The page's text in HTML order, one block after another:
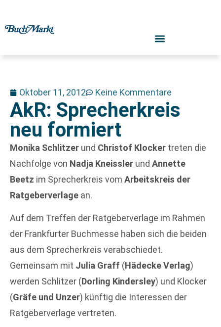
Oktober 11, 2012 Keine Kommentare
AkR: Sprecherkreis
neu formiert
Monika Schlitzer und Christof Klocker treten die
Nachfolge von Nadja Kneissler und Annette
Beetz im Sprecherkreis vom Arbeitskreis der
Ratgeberverlage an.
Auf dem Treffen der Ratgeberverlage im Rahmen
der Frankfurter Buchmesse haben sich die beiden
aus dem Sprecherkreis verabschiedet.
Gemeinsam mit Julia Graff (Hädecke Verlag)
werden Schlitzer (Dorling Kindersley) und Klocker
(Gräfe und Unzer) künftig die Interessen der
Ratgeberverlage vertreten.